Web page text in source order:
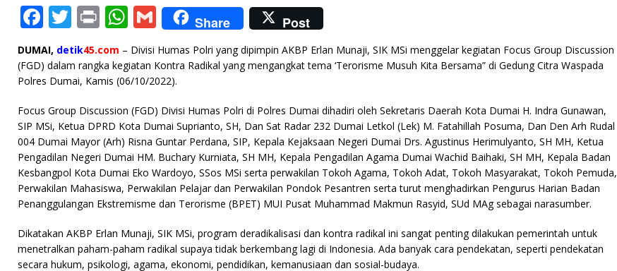
F
a
c
e
b
o
o
k
T
w
it
te
r
P
n
t
W
h
at
s
A
p
p
G
m
ai
l
Share Post
DUMAI, detik45.com – Divisi Humas Polri yang dipimpin AKBP Erlan Munaji, SIK MSi menggelar kegiatan Focus Group Discussion
(FGD) dalam rangka kegiatan Kontra Radikal yang mengangkat tema ‘Terorisme Musuh Kita Bersama” di Gedung Citra Waspada
Polres Dumai, Kamis (06/10/2022).
Focus Group Discussion (FGD) Divisi Humas Polri di Polres Dumai dihadiri oleh Sekretaris Daerah Kota Dumai H. Indra Gunawan,
SIP MSi, Ketua DPRD Kota Dumai Suprianto, SH, Dan Sat Radar 232 Dumai Letkol (Lek) M. Fatahillah Posuma, Dan Den Arh Rudal
004 Dumai Mayor (Arh) Risna Guntar Perdana, SIP, Kepala Kejaksaan Negeri Dumai Drs. Agustinus Herimulyanto, SH MH, Ketua
Pengadilan Negeri Dumai HM. Buchary Kurniata, SH MH, Kepala Pengadilan Agama Dumai Wachid Baihaki, SH MH, Kepala Badan
Kesbangpol Kota Dumai Eko Wardoyo, SSos MSi serta perwakilan Tokoh Agama, Tokoh Adat, Tokoh Masyarakat, Tokoh Pemuda,
Perwakilan Mahasiswa, Perwakilan Pelajar dan Perwakilan Pondok Pesantren serta turut menghadirkan Pengurus Harian Badan
Penanggulangan Ekstremisme dan Terorisme (BPET) MUI Pusat Muhammad Makmun Rasyid, SUd MAg sebagai narasumber.
Dikatakan AKBP Erlan Munaji, SIK MSi, program deradikalisasi dan kontra radikal ini sangat penting dilakukan pemerintah untuk
menetralkan paham-paham radikal supaya tidak berkembang lagi di Indonesia. Ada banyak cara pendekatan, seperti pendekatan
secara hukum, psikologi, agama, ekonomi, pendidikan, kemanusiaan dan sosial-budaya.